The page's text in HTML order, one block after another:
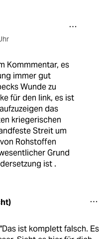
Kommmentar, es
immer gut
Wunde zu
für den link, es ist
das
kriegerischen
Streit um
Rohstoffen
Grund
ist .
ist komplett falsch. Es